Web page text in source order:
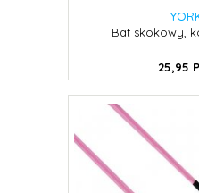
Bat skokowy,
25,95